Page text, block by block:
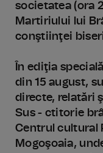
societatea (ora
Martiriului lui
conştiinţei
În ediţia
din 15 august,
directe, relatări
Sus - ctitorie
Centrul cultural
Mogoşoaia,